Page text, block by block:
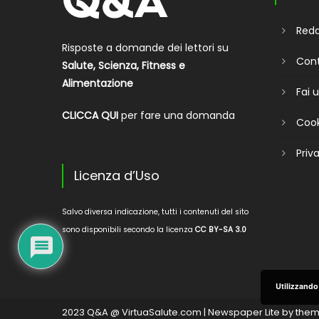
Risposte a domande dei lettori su
Salute, Scienza, Fitness e
Alimentazione
CLICCA QUI per fare una domanda
Licenza d’Uso
Salvo diversa indicazione, tutti i contenuti del sito
sono disponibili secondo la licenzaCC BY-SA 3.0
Fai
2023 Q&A @ VirtuaSalute.com | Newspaper Lite by